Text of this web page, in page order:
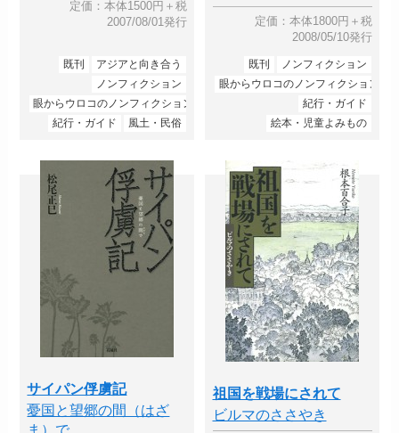
定価：本体1500円＋税
2007/08/01発行
既刊
アジアと向き合う
ノンフィクション
眼からウロコのノンフィクション
紀行・ガイド
風土・民俗
定価：本体1800円＋税
2008/05/10発行
既刊
ノンフィクション
眼からウロコのノンフィクション
紀行・ガイド
絵本・児童よみもの
サイパン俘虜記
憂国と望郷の間（はざ
ま）で
祖国を戦場にされて
ビルマのささやき